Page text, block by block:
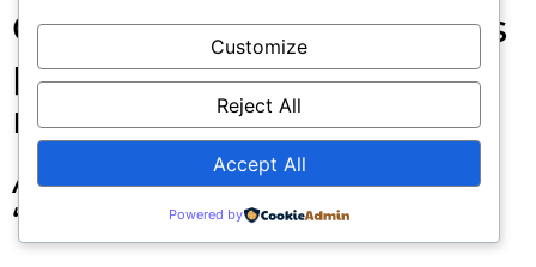
Ce que les professionnels
peuvent faire dès
maintenant
Audit rapide orienté
“signaux”
Customize
Reject All
Accept All
Powered by